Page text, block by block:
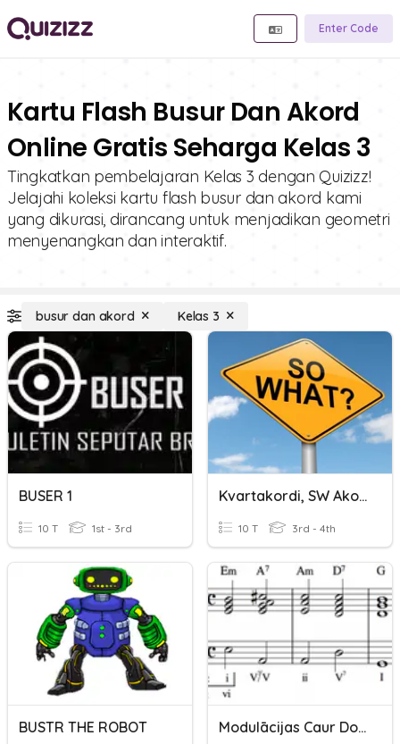
Enter Code
Kartu Flash Busur Dan Akord
Online Gratis Seharga Kelas 3
Tingkatkan pembelajaran Kelas 3 dengan Quizizz!
Jelajahi koleksi kartu flash busur dan akord kami
yang dikurasi, dirancang untuk menjadikan geometri
menyenangkan dan interaktif.
busur dan akord Kelas 3
BUSER 1
10 T 1st - 3rd
Kvartakordi, SW Akordi, Pamazinātā Skaņkārta.
10 T 3rd - 4th
BUSTR THE ROBOT Modulācijas Caur Dominantes Akordu.